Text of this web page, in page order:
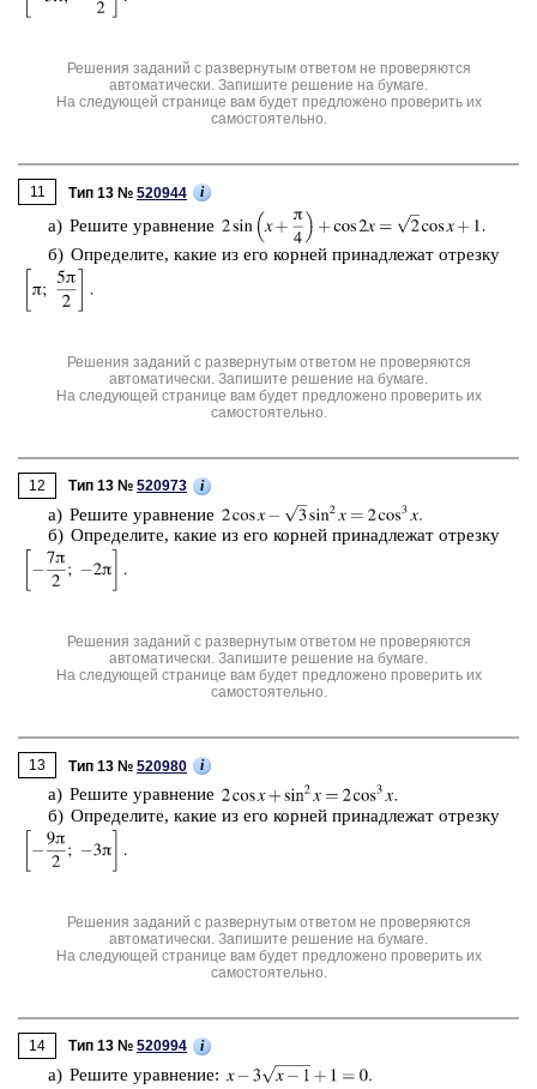
Решения заданий с развернутым ответом не проверяются
автоматически. Запишите решение на бумаге.
На следующей странице вам будет предложено проверить их
самостоятельно.
11 Тип 13 № 520944 i
а) Ре­ши­те урав­не­ние
б) Опре­де­ли­те, какие из его кор­ней при­над­ле­жат от­рез­ку
Решения заданий с развернутым ответом не проверяются
автоматически. Запишите решение на бумаге.
На следующей странице вам будет предложено проверить их
самостоятельно.
12 Тип 13 № 520973 i
а) Ре­ши­те урав­не­ние
б) Опре­де­ли­те, какие из его кор­ней при­над­ле­жат от­рез­ку
Решения заданий с развернутым ответом не проверяются
автоматически. Запишите решение на бумаге.
На следующей странице вам будет предложено проверить их
самостоятельно.
13 Тип 13 № 520980 i
а) Ре­ши­те урав­не­ние
б) Опре­де­ли­те, какие из его кор­ней при­над­ле­жат от­рез­ку
Решения заданий с развернутым ответом не проверяются
автоматически. Запишите решение на бумаге.
На следующей странице вам будет предложено проверить их
самостоятельно.
14 Тип 13 № 520994 i
а) Ре­ши­те урав­не­ние: